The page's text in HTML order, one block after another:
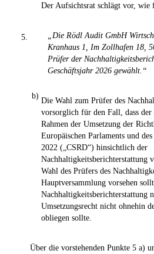
5.
b)
Der Aufsichtsrat schlägt vor, wie
„Die Rödl Audit GmbH
Kranhaus 1, Im Zollhafen 18,
Prüfer der
Geschäftsjahr 2026 gewählt.“
Die Wahl zum Prüfer des
vorsorglich für den Fall, dass der
Rahmen der Umsetzung der
Europäischen Parlaments und
2022 („CSRD“) hinsichtlich der
Nachhaltigkeitsberichterstattung
Wahl des Prüfers des
Hauptversammlung vorsehen
Nachhaltigkeitsberichterstattung
Umsetzungsrecht nicht ohnehin
obliegen sollte.
Über die vorstehenden Punkte 5 a)